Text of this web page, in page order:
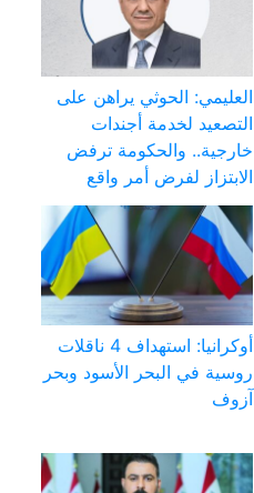
العليمي: الحوثي يراهن على
التصعيد لخدمة أجندات
خارجية.. والحكومة ترفض
الابتزاز لفرض أمر واقع
أوكرانيا: استهداف 4 ناقلات
روسية في البحر الأسود وبحر
آزوف